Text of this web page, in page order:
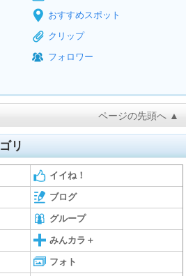
おすすめスポット
クリップ
フォロワー
ページの先頭へ ▲
リ
イイね！
ブログ
グループ
みんカラ＋
フォト